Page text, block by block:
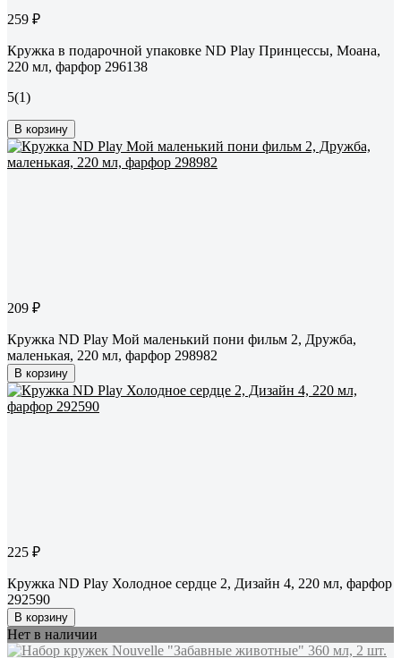
259 ₽
Кружка в подарочной упаковке ND Play Принцессы, Моана,
220 мл, фарфор 296138
5(1)
В корзину
209 ₽
Кружка ND Play Мой маленький пони фильм 2, Дружба,
маленькая, 220 мл, фарфор 298982
В корзину
225 ₽
Кружка ND Play Холодное сердце 2, Дизайн 4, 220 мл, фарфор
292590
В корзину
Нет в наличии